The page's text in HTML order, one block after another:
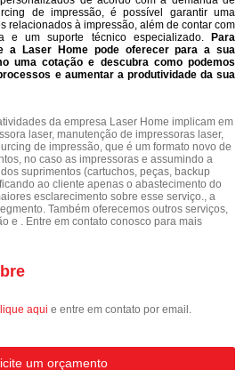
de impressão, é possível garantir uma
relacionados à impressão, além de contar com
e um suporte técnico especializado. Para
a Laser Home pode oferecer para a sua
uma cotação e descubra como podemos
e aumentar a produtividade da sua
da empresa Laser Home implicam em
laser, manutenção de impressoras laser,
de impressão, que é um formato novo de
no caso as impressoras e assumindo a
suprimentos (cartuchos, peças, backup
ao cliente apenas o abastecimento do
esclarecimento sobre esse serviço., a
Também oferecemos outros serviços,
e . Entre em contato conosco para mais
aqui e entre em contato por email.
um orçamento